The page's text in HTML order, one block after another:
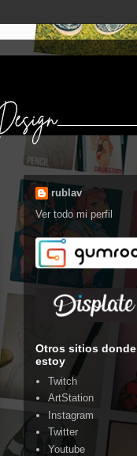
rublav
Ver todo mi perfil
Otros sitios donde
estoy
Twitch
ArtStation
Instagram
Twitter
Youtube